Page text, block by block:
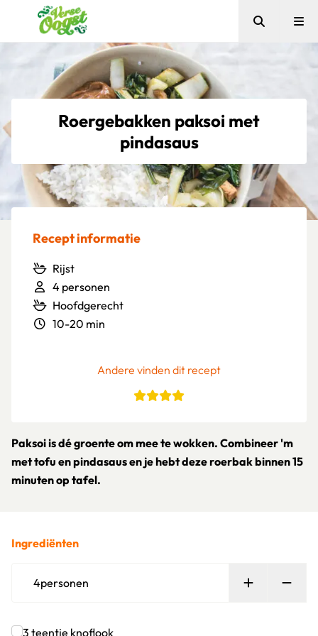
Verse Oogst
Zoeken
Roergebakken paksoi met
pindasaus
Recept informatie
Rijst
4 personen
Hoofdgerecht
10-20 min
Andere vinden dit recept
Paksoi is dé groente om mee te wokken. Combineer 'm
met tofu en pindasaus en je hebt deze roerbak binnen 15
minuten op tafel.
Ingrediënten
4personen Persoon
3 teentje knoflook